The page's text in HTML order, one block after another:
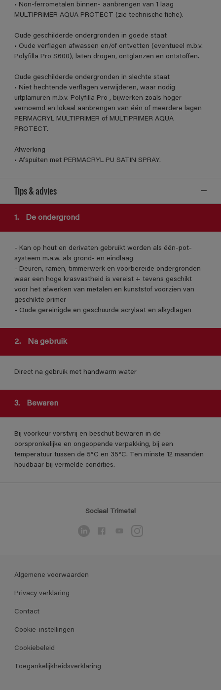
• Non-ferrometalen binnen- aanbrengen van 1 laag
MULTIPRIMER AQUA PROTECT (zie technische fiche).
Oude geschilderde ondergronden in goede staat
• Oude verflagen afwassen en/of ontvetten (eventueel m.b.v.
Polyfilla Pro S600), laten drogen, ontglanzen en ontstoffen.
Oude geschilderde ondergronden in slechte staat
• Niet hechtende verflagen verwijderen, waar nodig
uitplamuren m.b.v. Polyfilla Pro , bijwerken zoals hoger
vernoemd en lokaal aanbrengen van één of meerdere lagen
PERMACRYL MULTIPRIMER of MULTIPRIMER AQUA
PROTECT.
Afwerking
• Afspuiten met PERMACRYL PU SATIN SPRAY.
Tips & advies
1. De ondergrond
- Kan op hout en derivaten gebruikt worden als één-pot-
systeem m.a.w. als grond- en eindlaag
- Deuren, ramen, timmerwerk en voorbereide ondergronden
waar een hoge krasvastheid is vereist + tevens geschikt
voor het afwerken van metalen en kunststof voorzien van
geschikte primer
- Oude gereinigde en geschuurde acrylaat en alkydlagen
2. Na gebruik
Direct na gebruik met handwarm water
3. Bewaren
Bij voorkeur vorstvrij en beschut bewaren in de
oorspronkelijke en ongeopende verpakking, bij een
temperatuur tussen de 5°C en 35°C. Ten minste 12 maanden
houdbaar bij vermelde condities.
Sociaal Trimetal
Algemene voorwaarden
Privacy verklaring
Contact
Cookie-instellingen
Cookiebeleid
Toegankelijkheidsverklaring